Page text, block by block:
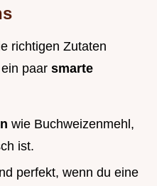
richtigen Zutaten
paar smarte
wie Buchweizenmehl,
ist.
perfekt, wenn du eine